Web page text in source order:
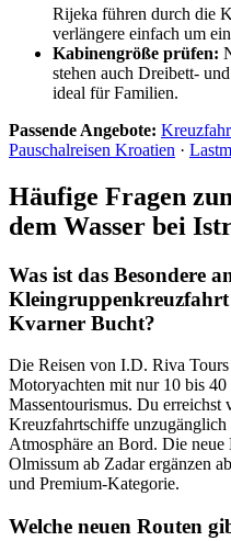
Rijeka führen durch die
verlängere einfach um
Kabinengröße prüfen:
stehen auch Dreibett-
ideal für Familien.
Passende Angebote:
Pauschalreisen Kroatien ·
Häufige Fragen
dem Wasser bei
Was ist das Besondere
Kvarner Bucht?
Die Reisen von I.D. Riva
Motoryachten mit nur 10 bis
Massentourismus. Du erreichst
Kreuzfahrtschiffe
Atmosphäre an Bord. Die
Olmissum ab Zadar ergänzen
und Premium-Kategorie.
Welche neuen Routen